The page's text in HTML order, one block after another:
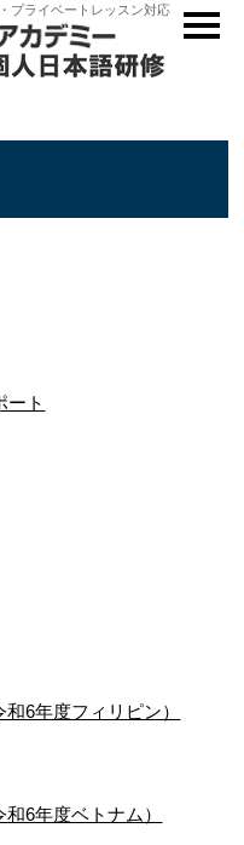
プライベートレッスン対応
ート
6年度フィリピン）
6年度ベトナム）